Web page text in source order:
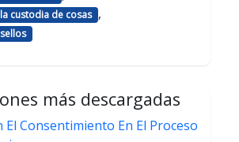
custodia de cosas ,
más descargadas
El Consentimiento En El Proceso